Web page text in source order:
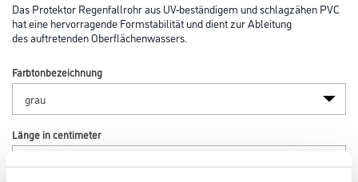
Das Protektor Regenfallrohr aus UV-beständigem und schlagzähen PVC
hat eine hervorragende Formstabilität und dient zur Ableitung
des auftretenden Oberflächenwassers.
Farbtonbezeichnung
Länge in centimeter